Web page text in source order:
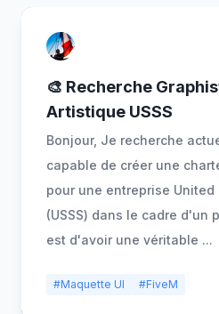
🎨 Recherche
Artistique USSS
Bonjour, Je recherche
capable de créer une
pour une entreprise United
(USSS) dans le cadre d'un
est d'avoir une véritable ...
#Maquette UI #FiveM